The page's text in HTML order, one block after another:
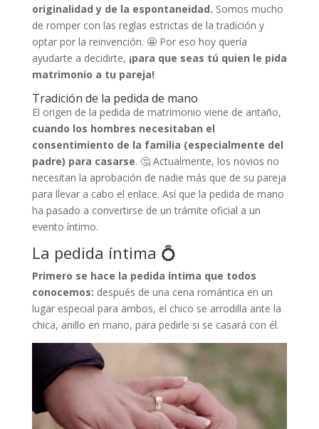
originalidad y de la espontaneidad. Somos mucho
de romper con las reglas estrictas de la tradición y
optar por la reinvención. 🤩 Por eso hoy quería
ayudarte a decidirte, ¡para que seas tú quien le pida
matrimonio a tu pareja!
Tradición de la pedida de mano
El origen de la pedida de matrimonio viene de antaño,
cuando los hombres necesitaban el
consentimiento de la familia (especialmente del
padre) para casarse. 🤔 Actualmente, los novios no
necesitan la aprobación de nadie más que de su pareja
para llevar a cabo el enlace. Así que la pedida de mano
ha pasado a convertirse de un trámite oficial a un
evento íntimo.
La pedida íntima 💍
Primero se hace la pedida íntima que todos
conocemos: después de una cena romántica en un
lugar especial para ambos, el chico se arrodilla ante la
chica, anillo en mano, para pedirle si se casará con él.